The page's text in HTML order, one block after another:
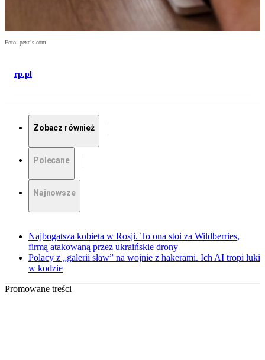
Foto: pexels.com
rp.pl
Zobacz również
Polecane
Najnowsze
Najbogatsza kobieta w Rosji. To ona stoi za Wildberries,
firmą atakowaną przez ukraińskie drony
Polacy z „galerii sław” na wojnie z hakerami. Ich AI tropi luki
w kodzie
Promowane treści